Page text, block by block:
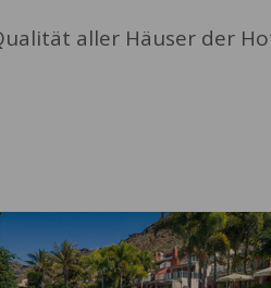
aller Häuser der